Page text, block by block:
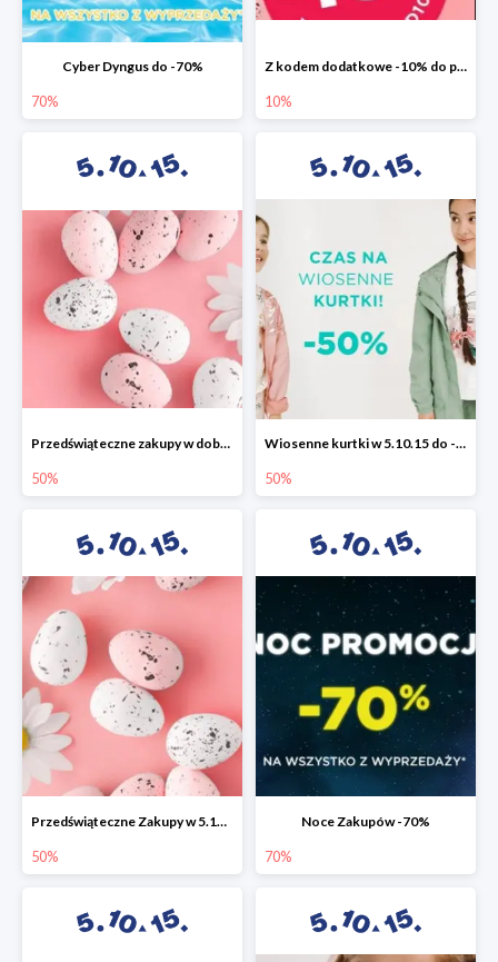
Cyber Dyngus do -70%
70%
Z kodem dodatkowe -10% do promocji -50%!
10%
Przedświąteczne zakupy w dobrym stylu -50%
50%
Wiosenne kurtki w 5.10.15 do -50%
50%
Przedświąteczne Zakupy w 5.10.15 do -50%
50%
Noce Zakupów -70%
70%